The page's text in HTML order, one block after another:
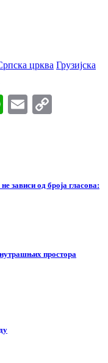
црква Грузијска
WhatsApp
Email
зависи од броја гласова:
простора